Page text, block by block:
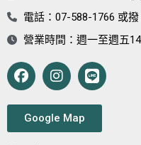
電話：07-588-1766 或
營業時間：週一至週五
Google Map